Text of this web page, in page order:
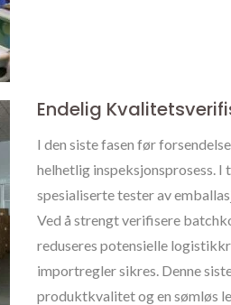
Endelig
I den siste fasen før
helhetlig inspeksjonsprosess.
spesialiserte tester av
Ved å strengt verifisere
reduseres potensielle
importregler sikres. Denne
produktkvalitet og en sømløs